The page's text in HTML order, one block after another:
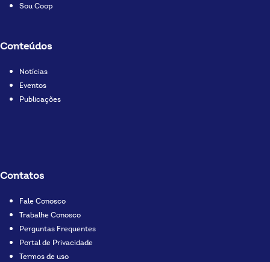
Sou Coop
Conteúdos
Notícias
Eventos
Publicações
Contatos
Fale Conosco
Trabalhe Conosco
Perguntas Frequentes
Portal de Privacidade
Termos de uso